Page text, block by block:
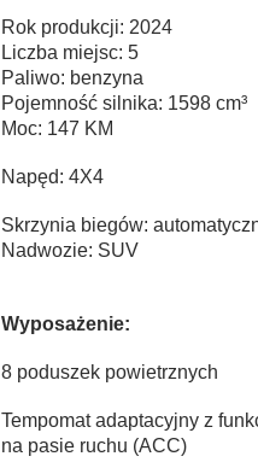
Rok produkcji: 2024
Liczba miejsc: 5
Paliwo: benzyna
Pojemność silnika: 1598 cm³
Moc: 147 KM
Napęd: 4X4
Skrzynia biegów:
Nadwozie: SUV
Wyposażenie:
8 poduszek powietrznych
Tempomat adaptacyjny z
na pasie ruchu (ACC)